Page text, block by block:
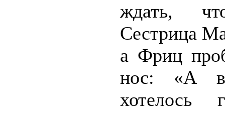
ждать,
Сестрица
а Фриц
нос: «А
хотелось